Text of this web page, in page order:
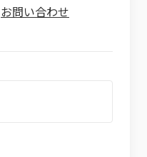
お問い合わせ